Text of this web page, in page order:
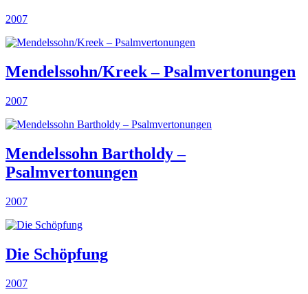
2007
Mendelssohn/Kreek – Psalmvertonungen
2007
Mendelssohn Bartholdy –
Psalmvertonungen
2007
Die Schöpfung
2007